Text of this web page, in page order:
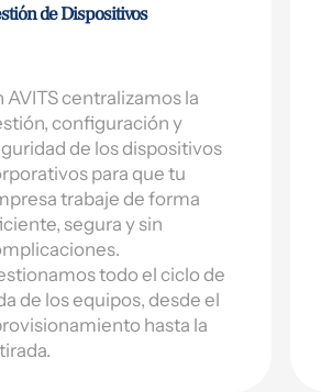
de Dispositivos
AVITS centralizamos la
configuración y
de los dispositivos
para que tu
trabaje de forma
segura y sin
todo el ciclo de
de los equipos, desde el
hasta la